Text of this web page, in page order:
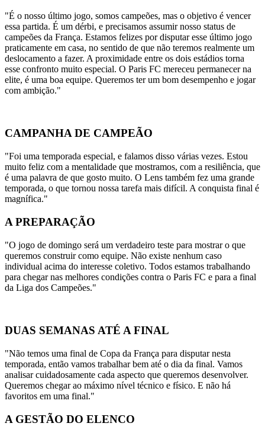
"É o nosso último jogo, somos campeões, mas o objetivo é vencer
essa partida. É um dérbi, e precisamos assumir nosso status de
campeões da França. Estamos felizes por disputar esse último jogo
praticamente em casa, no sentido de que não teremos realmente um
deslocamento a fazer. A proximidade entre os dois estádios torna
esse confronto muito especial. O Paris FC mereceu permanecer na
elite, é uma boa equipe. Queremos ter um bom desempenho e jogar
com ambição."
CAMPANHA DE CAMPEÃO
"Foi uma temporada especial, e falamos disso várias vezes. Estou
muito feliz com a mentalidade que mostramos, com a resiliência, que
é uma palavra de que gosto muito. O Lens também fez uma grande
temporada, o que tornou nossa tarefa mais difícil. A conquista final é
magnífica."
A PREPARAÇÃO
"O jogo de domingo será um verdadeiro teste para mostrar o que
queremos construir como equipe. Não existe nenhum caso
individual acima do interesse coletivo. Todos estamos trabalhando
para chegar nas melhores condições contra o Paris FC e para a final
da Liga dos Campeões."
DUAS SEMANAS ATÉ A FINAL
"Não temos uma final de Copa da França para disputar nesta
temporada, então vamos trabalhar bem até o dia da final. Vamos
analisar cuidadosamente cada aspecto que queremos desenvolver.
Queremos chegar ao máximo nível técnico e físico. E não há
favoritos em uma final."
A GESTÃO DO ELENCO